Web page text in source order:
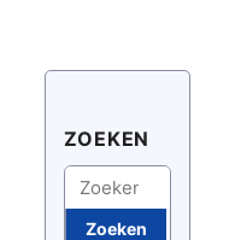
ZOEKEN
Zoeken
Zoeken